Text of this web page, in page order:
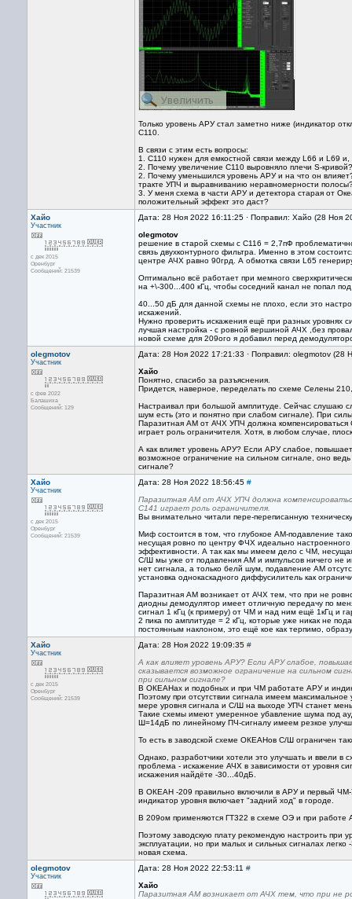
Только уровень АРУ стал заметно ниже (индикатор
C110.
В связи с этим есть вопросы:
1. С110 нужен для емкостной связи между L66 и L69
2. Почему увеличение C110 выровняло плечи S-кривой?
2. Почему уменьшился уровень АРУ и на что он
тракте УПЧ и выравниванию неравномерности
3. У меня схема в части АРУ и детектора старая от
положительный эффект это даст?
Хайо
Участник
с дек 2015
Оренбург
Сообщений: 21539
Дата: 28 Ноя 2022 16:11:25 · Поправил: Хайо (28 Ноя
olegmotov
решение в старой схемы с С116 = 2,7пФ
связь двухконтурного фильтра. Именно в этом
центре АЧХ равно 90грд. А обмотка связи L65
Оптимально всё работает при мемного
на +\-300...400 кГц, чтобы соседний канал не попал
40...50 дБ для данной схемы не плохо, если это
искажений.
Нужно проверить искажения ещё при разных уровнях
лучшая настройка - с ровной вершиной АЧХ ,без
новой схеме для 209ого я добавил перед
olegmotov
Участник
с фев 2022
Балашиха
Сообщений: 129
Дата: 28 Ноя 2022 17:21:33 · Поправил: olegmotov (28
Хайо
Понятно, спасибо за разъяснения.
Придется, наверное, переделать по схеме Селены
Настраивал при большой амплитуде. Сейчас слушаю
шум есть (это и понятно при слабом сигнале). При
Паразитная АМ от АЧХ УПЧ должна
играет роль ограничителя. Хотя, в любом случае,
А как влияет уровень АРУ? Если АРУ слабое,
возможное ограничение на сильном сигнале, оно
сигнале?
Хайо
Участник
с дек 2015
Оренбург
Сообщений: 21539
Дата: 28 Ноя 2022 18:56:45 #
Паразитная АМ от АЧХ УПЧ должна
C141 играет роль ограничителя.
Вы внимательно читали пере-переписанную
Миф состоится в том, что глубокое АМ-подавление
несущая ровно по центру ФЧХ идеально
эффективности. А так как мы имеем дело с ЧМ,
С/Ш мы уже от подавления АМ и импульсов ничего не
нет сигнала, а только белй шум, подавление АМ
установка однокаскадного диффусилитель как
Паразитная АМ возникает от АЧХ тем, что при не
диодны демодулятор имеет отличную передачу по
сигнал 1 кГц (к примеру) от ЧМ и над ним ещё 1кГц и
2 пика по амплитуде = 2 кГц, которые уже никак не
постоянным наклоном, это ещё кое как терпимо,
Хайо
Участник
с дек 2015
Оренбург
Сообщений: 21539
Дата: 28 Ноя 2022 19:09:35 #
А как влияет уровень АРУ? Если АРУ слабое,
сказывается возможное ограничение на сильном
при сильном сигнале?
В ОКЕАНах и подобных и при ЧМ работате АРУ и
Поэтому при отсутствии сигнала имеем
мере уровня сигнала и С/Ш на выходе УПЧ станет
Такие схемы имеют умеренное убавление шума под
Ш=14дБ по линейному ПЧ-сигналу имеем резкое
То есть в заводской схеме ОКЕАНов С/Ш ограничен
Однако, разработчики хотели это улучшать и ввели
проблема - искажение АЧХ в зависимости от уровня
искажения найдёте -30...40дБ.
В ОКЕАН -209 правильно включили в АРУ и первый ЧМ-
индикатор уровня включает "задний ход" в городе.
В 209ом применяются ГТ322 в схеме ОЭ и при работе
Поэтому заводскую плату рекомендую настроить при
эксплуатации, но при малых и сильных сигналах
новая схема.
olegmotov
Участник
Дата: 28 Ноя 2022 22:53:11 #
Хайо
Паразитная АМ возникает от АЧХ тем, что при не